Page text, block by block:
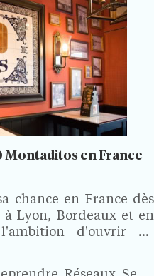
Montaditos en France
chance en France dès
à Lyon, Bordeaux et en
d'ouvrir 60
espagnole reste…